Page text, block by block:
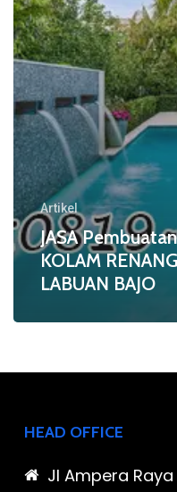
BAJO
Artikel
JASA Pembuatan
KOLAM
LABUAN BAJO
HEAD OFFICE
Jl Ampera Raya